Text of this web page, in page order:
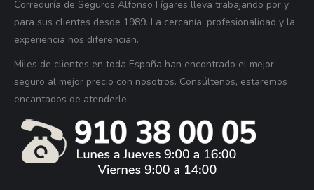
Correduría de Seguros Alfonso Fígares lleva trabajando por y
para sus clientes desde 1989. La cercanía, profesionalidad y la
experiencia nos diferencian.
Miles de clientes en toda España han encontrado el mejor
seguro al mejor precio con nosotros. Consúltenos, estaremos
encantados de atenderle.